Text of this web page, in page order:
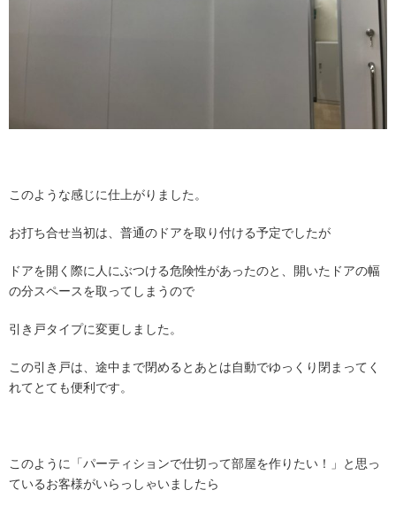
このような感じに仕上がりました。
お打ち合せ当初は、普通のドアを取り付ける予定でしたが
ドアを開く際に人にぶつける危険性があったのと、開いたドアの幅
の分スペースを取ってしまうので
引き戸タイプに変更しました。
この引き戸は、途中まで閉めるとあとは自動でゆっくり閉まってく
れてとても便利です。
このように「パーティションで仕切って部屋を作りたい！」と思っ
ているお客様がいらっしゃいましたら